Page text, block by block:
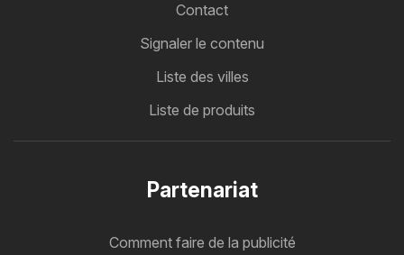
Contact
Signaler le contenu
Liste des villes
Liste de produits
Partenariat
Comment faire de la publicité